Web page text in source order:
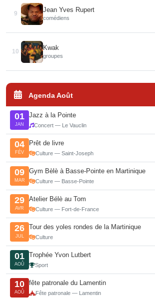
9
Jean Yves Rupert
comédiens
10
Kwak
groupes
Agenda Août
01
JAN
Jazz à la Pointe
Concert — Le Vauclin
04
FÉV
Prêt de livre
Culture — Saint-Joseph
09
MAR
Gym Bèlè à Basse-Pointe en Martinique
Culture — Basse-Pointe
29
AVR
Atelier Bélè au Tom
Culture — Fort-de-France
26
JUL
Tour des yoles rondes de la Martinique
Culture
01
AOÛ
Trophée Yvon Lutbert
Sport
10
AOÛ
fête patronale du Lamentin
Fête patronale — Lamentin